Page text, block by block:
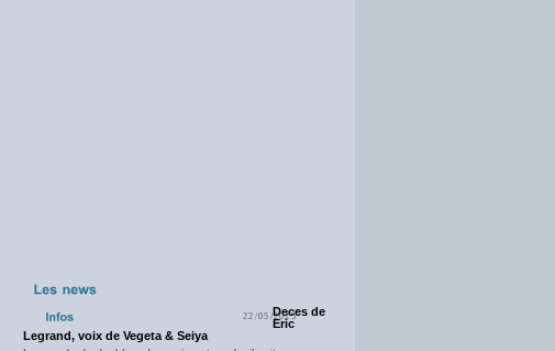
22/05/2025Deces de
Eric
Legrand, voix de Vegeta & Seiya